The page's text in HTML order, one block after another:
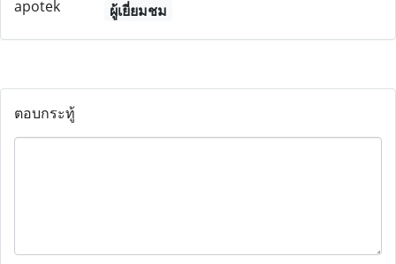
ผู้เยี่ยมชม
ตอบกระทู้